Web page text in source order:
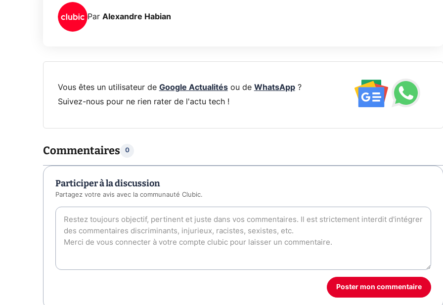
Par Alexandre Habian
Vous êtes un utilisateur de Google Actualitésou de WhatsApp?
Suivez-nous pour ne rien rater de l'actu tech !
Commentaires 0
Participer à la discussion
Partagez votre avis avec la communauté Clubic.
Poster mon commentaire